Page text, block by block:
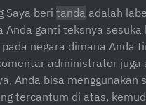
Saya beri tanda adalah
Anda ganti teksnya sesuka
negara dimana Anda
administrator juga
Anda bisa menggunakan
tercantum di atas,